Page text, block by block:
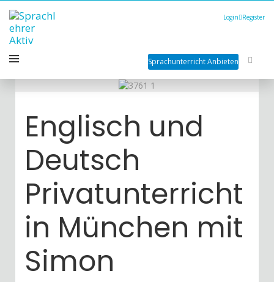
Login Register
Sprachunterricht Anbieten
Englisch und
Deutsch
Privatunterricht
in München mit
Simon